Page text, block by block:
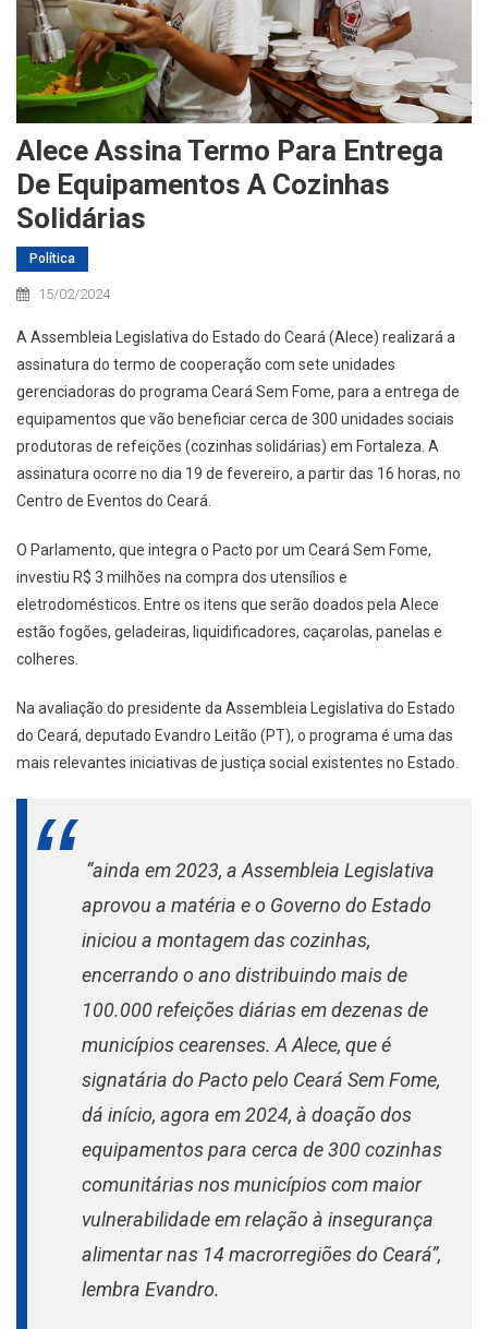
Alece Assina Termo Para Entrega
De Equipamentos A Cozinhas
Solidárias
Política
15/02/2024
A Assembleia Legislativa do Estado do Ceará (Alece) realizará a
assinatura do termo de cooperação com sete unidades
gerenciadoras do programa Ceará Sem Fome, para a entrega de
equipamentos que vão beneficiar cerca de 300 unidades sociais
produtoras de refeições (cozinhas solidárias) em Fortaleza. A
assinatura ocorre no dia 19 de fevereiro, a partir das 16 horas, no
Centro de Eventos do Ceará.
O Parlamento, que integra o Pacto por um Ceará Sem Fome,
investiu R$ 3 milhões na compra dos utensílios e
eletrodomésticos. Entre os itens que serão doados pela Alece
estão fogões, geladeiras, liquidificadores, caçarolas, panelas e
colheres.
Na avaliação do presidente da Assembleia Legislativa do Estado
do Ceará, deputado Evandro Leitão (PT), o programa é uma das
mais relevantes iniciativas de justiça social existentes no Estado.
“ainda em 2023, a Assembleia Legislativa
aprovou a matéria e o Governo do Estado
iniciou a montagem das cozinhas,
encerrando o ano distribuindo mais de
100.000 refeições diárias em dezenas de
municípios cearenses. A Alece, que é
signatária do Pacto pelo Ceará Sem Fome,
dá início, agora em 2024, à doação dos
equipamentos para cerca de 300 cozinhas
comunitárias nos municípios com maior
vulnerabilidade em relação à insegurança
alimentar nas 14 macrorregiões do Ceará”,
lembra Evandro.